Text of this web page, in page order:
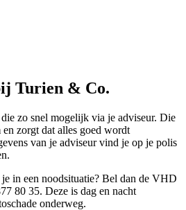
Turien & Co.
zo snel mogelijk via je adviseur. Die
zorgt dat alles goed wordt
van je adviseur vind je op je polis
in een noodsituatie? Bel dan de VHD
80 35. Deze is dag en nacht
onderweg.